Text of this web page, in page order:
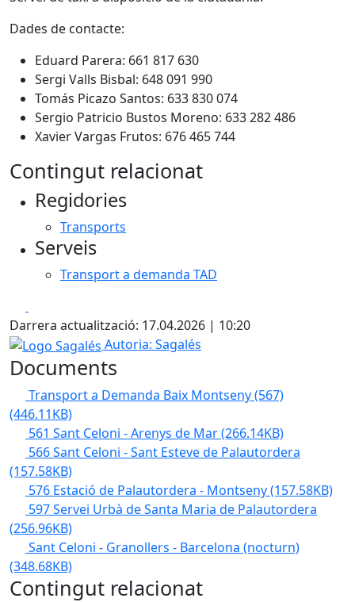
Dades de contacte:
Eduard Parera: 661 817 630
Sergi Valls Bisbal: 648 091 990
Tomás Picazo Santos: 633 830 074
Sergio Patricio Bustos Moreno: 633 282 486
Xavier Vargas Frutos: 676 465 744
Contingut relacionat
Regidories
Transports
Serveis
Transport a demanda TAD
Darrera actualització: 17.04.2026 | 10:20
Logo Sagalés
Autoria: Sagalés
Documents
Transport a Demanda Baix Montseny (567)
(446.11KB)
561 Sant Celoni - Arenys de Mar(266.14KB)
566 Sant Celoni - Sant Esteve de Palautordera
(157.58KB)
576 Estació de Palautordera - Montseny(157.58KB)
597 Servei Urbà de Santa Maria de Palautordera
(256.96KB)
Sant Celoni - Granollers - Barcelona (nocturn)
(348.68KB)
Contingut relacionat